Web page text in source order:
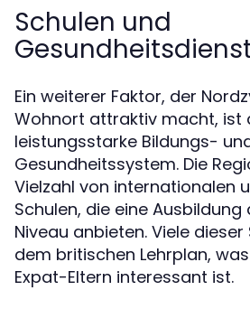
Schulen und
Ein weiterer Faktor, der
Wohnort attraktiv macht, ist
leistungsstarke Bildungs-
Gesundheitssystem. Die
Vielzahl von internationalen
Schulen, die eine
Niveau anbieten. Viele
dem britischen Lehrplan,
Expat-Eltern interessant ist.